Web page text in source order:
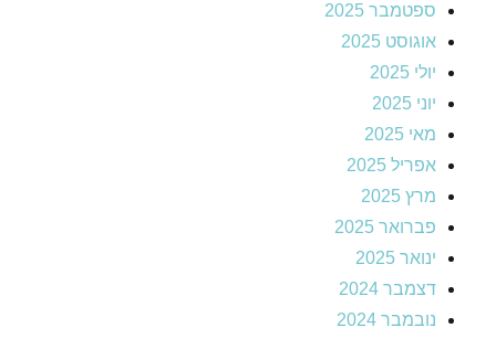
ספטמבר 2025
אוגוסט 2025
יולי 2025
יוני 2025
מאי 2025
אפריל 2025
מרץ 2025
פברואר 2025
ינואר 2025
דצמבר 2024
נובמבר 2024